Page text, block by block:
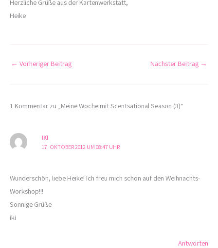
Herzliche Grüße aus der Kartenwerkstatt,
Heike
← Vorheriger Beitrag Nächster Beitrag →
1 Kommentar zu „Meine Woche mit Scentsational Season (3)“
IKI
17. OKTOBER 2012 UM 08:47 UHR
Wunderschön, liebe Heike! Ich freu mich schon auf den Weihnachts-
Workshop!!!
Sonnige Grüße
iki
Antworten